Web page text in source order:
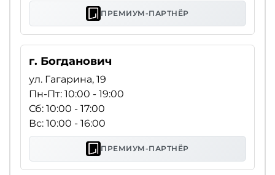
ПРЕМИУМ-ПАРТНЁР
г. Богданович
ул. Гагарина, 19
Пн-Пт: 10:00 - 19:00
Сб: 10:00 - 17:00
Вс: 10:00 - 16:00
ПРЕМИУМ-ПАРТНЁР